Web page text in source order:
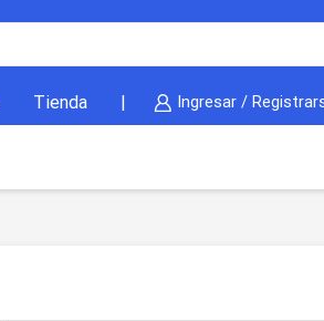
Tienda Ingresar /